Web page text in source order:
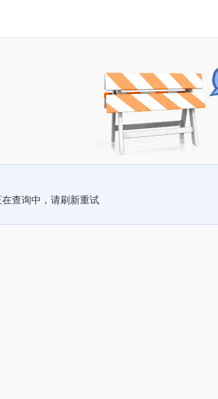
在查询中，请刷新重试